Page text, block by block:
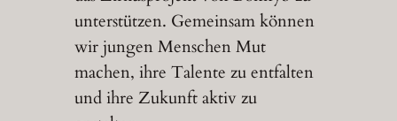
unterstützen. Gemeinsam können
wir jungen Menschen Mut
machen, ihre Talente zu entfalten
und ihre Zukunft aktiv zu